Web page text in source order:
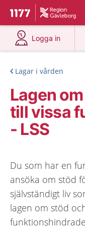
Till startsidan för
Du har valt
Logga in
på 1177.se
Lagar i vården
Lagen
till vissa
- LSS
Du som har en
ansöka om stöd
självständigt liv
lagen om stöd